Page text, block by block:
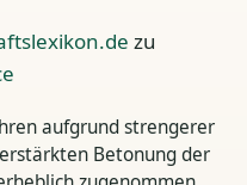
zu
aufgrund strengerer
Betonung der